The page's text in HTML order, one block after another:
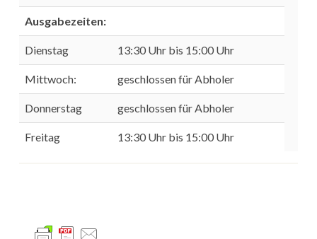
Ausgabezeiten:
Dienstag 13:30 Uhr bis 15:00 Uhr
Mittwoch: geschlossen für Abholer
Donnerstag geschlossen für Abholer
Freitag 13:30 Uhr bis 15:00 Uhr